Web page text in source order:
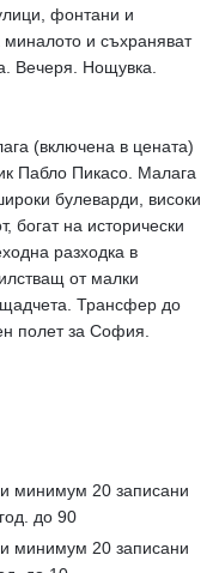
фонтани и
и съхраняват
Вечеря. Нощувка.
(включена в цената)
Пабло Пикасо. Малага
булеварди, високи
богат на исторически
разходка в
от малки
Трансфер до
полет за София.
минимум 20 записани
до 90
минимум 20 записани